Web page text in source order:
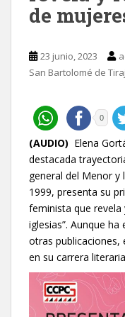
de
23 junio, 2023
San Bartolomé de
0
(AUDIO) Elena
destacada
general del Menor y
1999, presenta su
feminista que revela
iglesias”. Aunque
otras
en su carrera